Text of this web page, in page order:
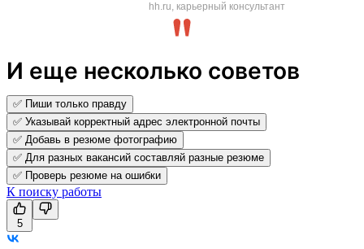
hh.ru, карьерный консультант
И еще несколько советов
✅ Пиши только правду
✅ Указывай корректный адрес электронной почты
✅ Добавь в резюме фотографию
✅ Для разных вакансий составляй разные резюме
✅ Проверь резюме на ошибки
К поиску работы
5